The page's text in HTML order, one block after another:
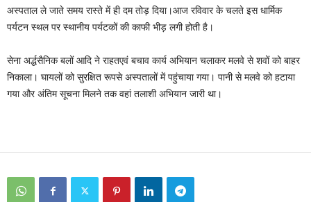
अस्‍पताल ले जाते समय रास्‍ते में ही दम तोड़ दिया।आज रविवार के चलते इस धार्मिक
पर्यटन स्‍थल पर स्‍थानीय पर्यटकों की काफी भीड़ लगी होती है।
सेना अर्द्धसैनिक बलों आदि ने राहतएवं बचाव कार्य अभियान चलाकर मलवे से शवों को बाहर
निकाला। घायलों को सुरक्षित रूपसे अस्‍पतालों में पहुंचाया गया। पानी से मलवे को हटाया
गया और अंतिम सूचना मिलने तक वहां तलाशी अभियान जारी था।